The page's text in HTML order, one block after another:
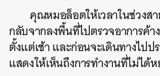
คุณหมอล็อตให้เวลาในช่วงส
กลับจากลงพื้นที่ไปตรวจอาการค้
ตั้งแต่เช้า และก่อนจะเดินทางไป
แสดงให้เห็นถึงการทำงานที่ไม่ได้